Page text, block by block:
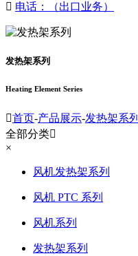
 电话：（出口业务）
发热架系列
Heating Element Series
首页-产品展示-发热架系列
全部分类
×
风机发热架系列
风机 PTC 系列
风机系列
发热架系列